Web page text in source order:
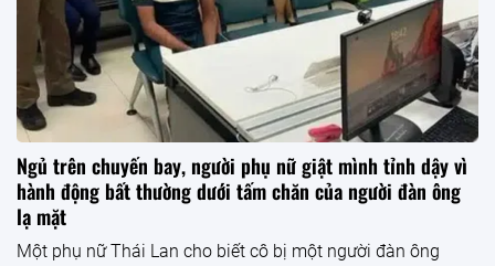
Ngủ trên chuyến bay, người phụ nữ giật mình tỉnh dậy vì
hành động bất thường dưới tấm chăn của người đàn ông
lạ mặt
Một phụ nữ Thái Lan cho biết cô bị một người đàn ông